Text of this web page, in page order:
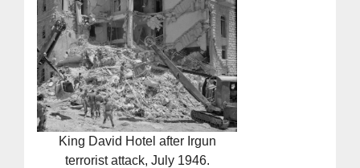
King David Hotel after Irgun
terrorist attack, July 1946.